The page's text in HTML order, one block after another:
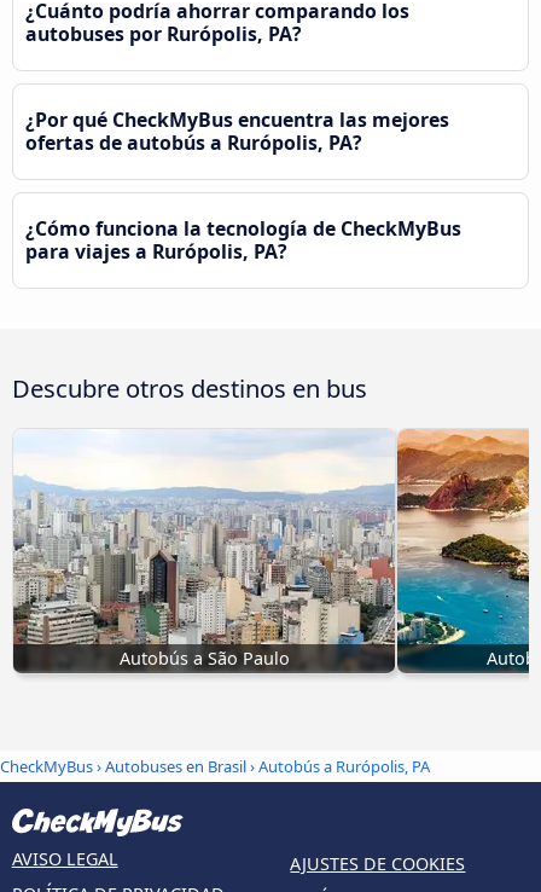
¿Cuánto podría ahorrar comparando los
autobuses por Rurópolis, PA?
¿Por qué CheckMyBus encuentra las mejores
ofertas de autobús a Rurópolis, PA?
¿Cómo funciona la tecnología de CheckMyBus
para viajes a Rurópolis, PA?
Descubre otros destinos en bus
Autobús a São Paulo
CheckMyBus›Autobuses en Brasil› Autobús a Rurópolis, PA
AVISO LEGAL
AJUSTES DE COOKIES